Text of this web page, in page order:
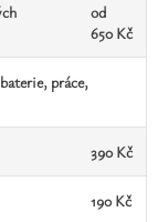
od
650 Kč
práce,
390 Kč
190 Kč